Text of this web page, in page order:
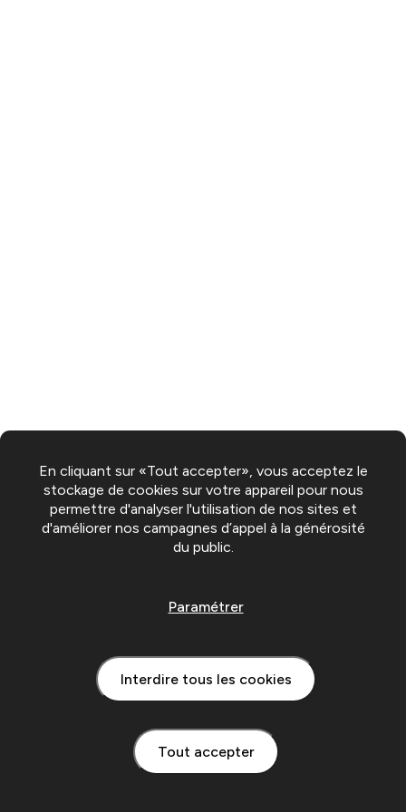
En cliquant sur «Tout accepter», vous acceptez le
stockage de cookies sur votre appareil pour nous
permettre d'analyser l'utilisation de nos sites et
d'améliorer nos campagnes d’appel à la générosité
du public.
Tout accepter
Interdire tous les cookies
Paramétrer